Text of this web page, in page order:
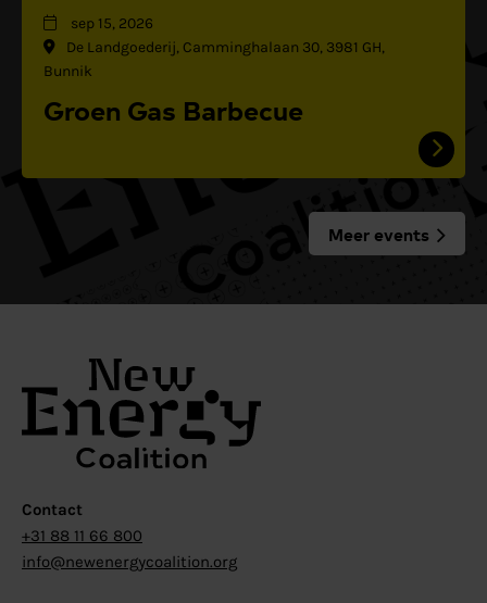
sep 15, 2026
De Landgoederij, Camminghalaan 30, 3981 GH,
Bunnik
Groen Gas Barbecue
Meer events
Contact
+31 88 11 66 800
info@newenergycoalition.org